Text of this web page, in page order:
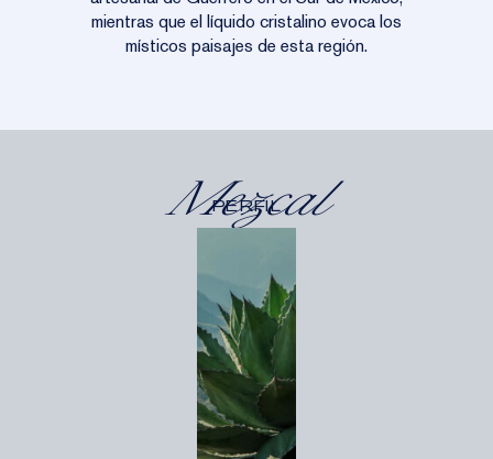
mientras que el líquido cristalino evoca los
místicos paisajes de esta región.
PERFIL
Mezcal